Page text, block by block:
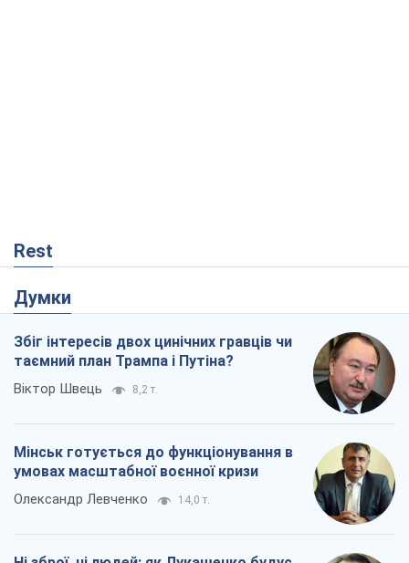
Rest
Думки
Збіг інтересів двох цинічних гравців чи
таємний план Трампа і Путіна?
Віктор Швець 8,2 т.
Мінськ готується до функціонування в
умовах масштабної воєнної кризи
Олександр Левченко 14,0 т.